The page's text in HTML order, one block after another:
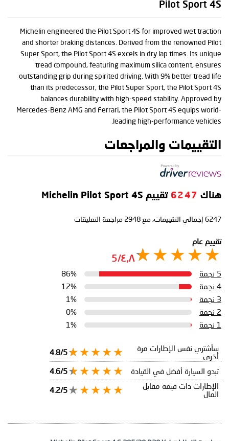
Pilot Sport 4S
Michelin engineered the Pilot Sport 4S for improved wet traction
and shorter braking distances. Derived from the renowned Pilot
Super Sport, the Pilot Sport 4S excels in dry lap times. Its unique
tread compound, featuring maximum silica content, ensures
outstanding grip during spirited driving. With 9% better tread life
than its predecessor, the Pilot Super Sport, the Pilot Sport 4S
balances durability with high-speed stability. Approved by
Mercedes-Benz AMG and Ferrari, the Pilot Sport 4S equips world-
leading high-performance vehicles.
التقييمات والمراجعات
هناك 6247 تقييم Michelin Pilot Sport 4S
6247 إجمالي التقييمات، مع 2948 مراجعة التعليقات
تقييم عام
٤٫٨/5
5 نجمة
86%
4 نجمة
12%
3 نجمة
1%
2 نجمة
0%
1 نجمة
1%
سأشتري نفس الإطارات مرة
أخرى
4.8/5
تبدو السيارة أفضل في القيادة
4.6/5
الإطارات ذات قيمة مقابل
المال
4.2/5